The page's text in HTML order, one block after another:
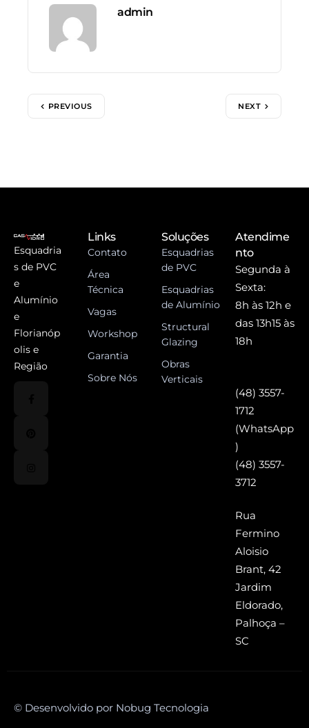
admin
PREVIOUS NEXT
Esquadria
s de PVC
e
Alumínio
e
Florianóp
olis e
Região
Links
Contato
Área
Técnica
Vagas
Workshop
Garantia
Sobre Nós
Soluções
Esquadrias
de PVC
Esquadrias
de Alumínio
Structural
Glazing
Obras
Verticais
Atendime
nto
Segunda à
Sexta:
8h às 12h e
das 13h15 às
18h
(48) 3557-
1712
(WhatsApp
)
(48) 3557-
3712
Rua
Fermino
Aloisio
Brant, 42
Jardim
Eldorado,
Palhoça –
SC
© Desenvolvido por Nobug Tecnologia